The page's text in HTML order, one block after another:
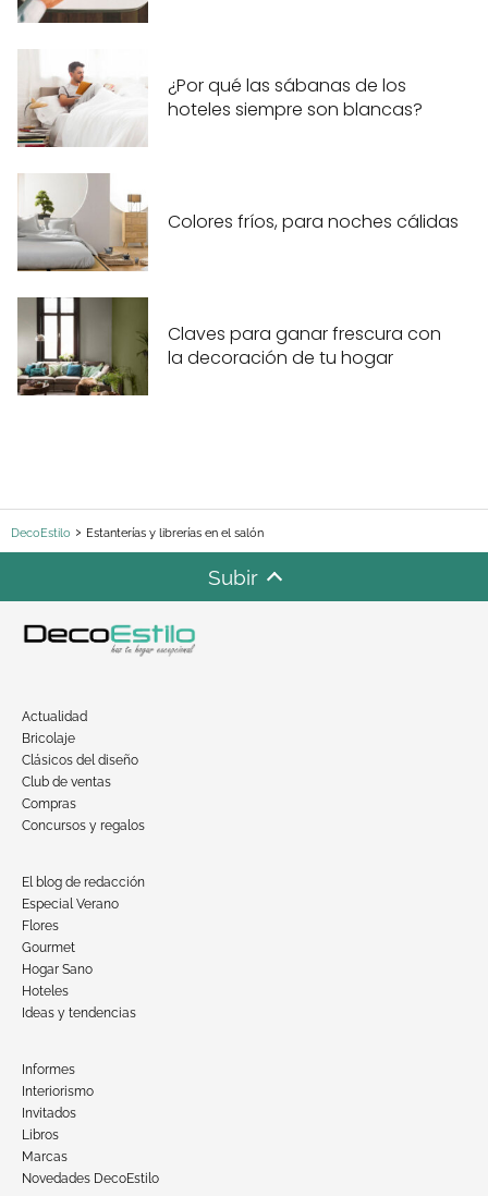
¿Por qué las sábanas de los
hoteles siempre son blancas?
Colores fríos, para noches cálidas
Claves para ganar frescura con
la decoración de tu hogar
DecoEstilo Estanterías y librerías en el salón
Subir
Actualidad
Bricolaje
Clásicos del diseño
Club de ventas
Compras
Concursos y regalos
El blog de redacción
Especial Verano
Flores
Gourmet
Hogar Sano
Hoteles
Ideas y tendencias
Informes
Interiorismo
Invitados
Libros
Marcas
Novedades DecoEstilo